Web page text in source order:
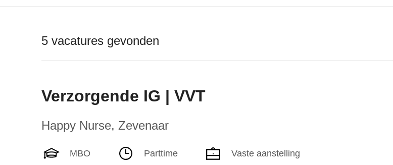
5 vacatures gevonden
Verzorgende IG | VVT
Happy Nurse, Zevenaar
MBO Parttime Vaste aanstelling